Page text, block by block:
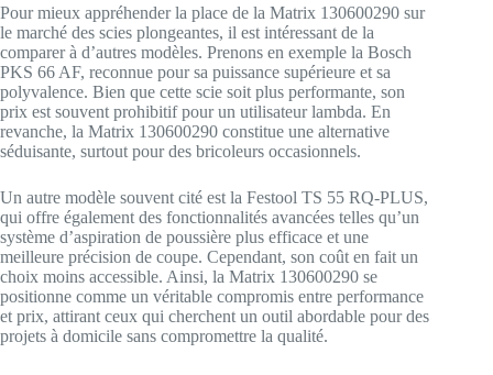
Pour mieux appréhender la place de la Matrix 130600290 sur
le marché des scies plongeantes, il est intéressant de la
comparer à d’autres modèles. Prenons en exemple la Bosch
PKS 66 AF, reconnue pour sa puissance supérieure et sa
polyvalence. Bien que cette scie soit plus performante, son
prix est souvent prohibitif pour un utilisateur lambda. En
revanche, la Matrix 130600290 constitue une alternative
séduisante, surtout pour des bricoleurs occasionnels.
Un autre modèle souvent cité est la Festool TS 55 RQ-PLUS,
qui offre également des fonctionnalités avancées telles qu’un
système d’aspiration de poussière plus efficace et une
meilleure précision de coupe. Cependant, son coût en fait un
choix moins accessible. Ainsi, la Matrix 130600290 se
positionne comme un véritable compromis entre performance
et prix, attirant ceux qui cherchent un outil abordable pour des
projets à domicile sans compromettre la qualité.